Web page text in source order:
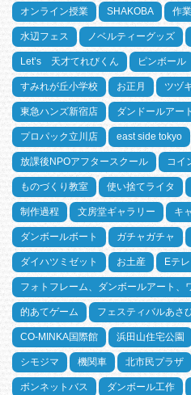
オンライン授業 SHAKOBA 作
水辺フェス ノベルティーグッズ
Let’s 天才てれびくん ピンボール
すみれが丘小学校 お正月 ツヅ
東急ハンズ新宿店 ダンドールアー
プロパック立川店 east side tokyo
放課後NPOアフタースクール コイ
ものづくり教室 使い捨てライタ
制作過程 文房堂ギャラリー キ
ダンボールボート ガチャガチャ
ダイハツミゼット お土産 Eテレ
フォトフレーム、ダンボールアート、
的あてゲーム フェスティバルあさ
CO-MINKA国際館 浜田山住宅公園
シモジマ 機関車 北市民プラザ
ボンネットバス ダンボール工作